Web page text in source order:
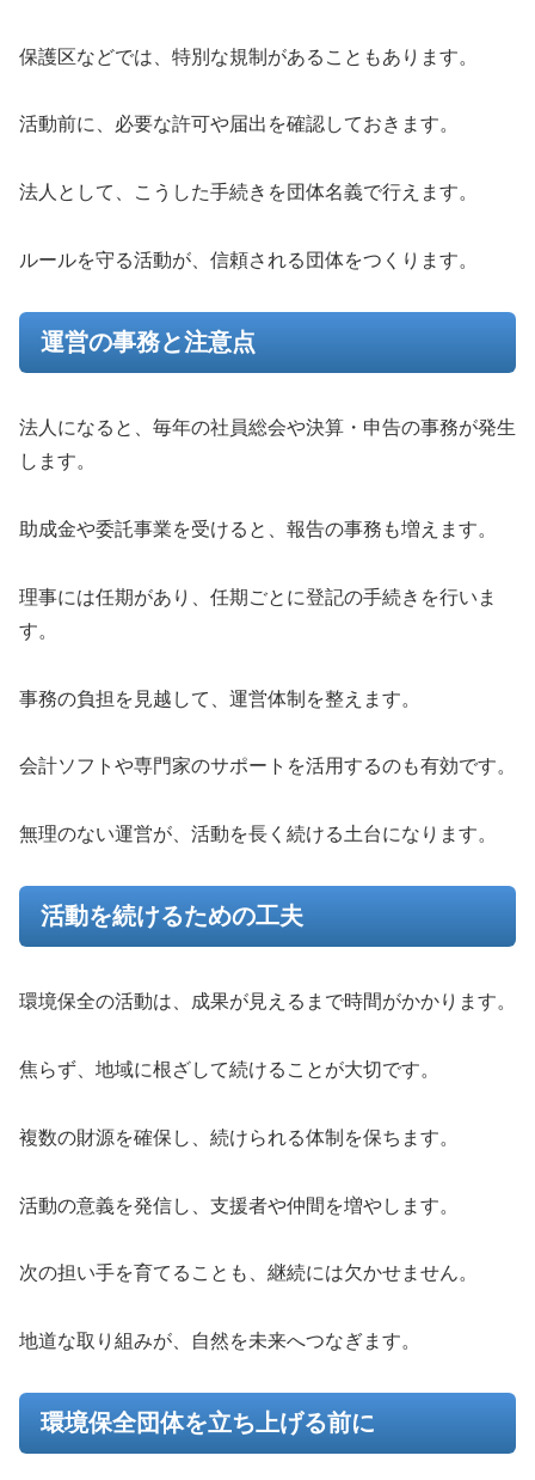
保護区などでは、特別な規制があることもあります。
活動前に、必要な許可や届出を確認しておきます。
法人として、こうした手続きを団体名義で行えます。
ルールを守る活動が、信頼される団体をつくります。
運営の事務と注意点
法人になると、毎年の社員総会や決算・申告の事務が発生
します。
助成金や委託事業を受けると、報告の事務も増えます。
理事には任期があり、任期ごとに登記の手続きを行いま
す。
事務の負担を見越して、運営体制を整えます。
会計ソフトや専門家のサポートを活用するのも有効です。
無理のない運営が、活動を長く続ける土台になります。
活動を続けるための工夫
環境保全の活動は、成果が見えるまで時間がかかります。
焦らず、地域に根ざして続けることが大切です。
複数の財源を確保し、続けられる体制を保ちます。
活動の意義を発信し、支援者や仲間を増やします。
次の担い手を育てることも、継続には欠かせません。
地道な取り組みが、自然を未来へつなぎます。
環境保全団体を立ち上げる前に